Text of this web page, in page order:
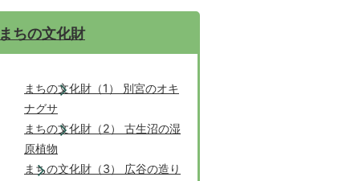
まちの文化財
まちの文化財（1） 別宮のオキ
ナグサ
まちの文化財（2） 古生沼の湿
原植物
まちの文化財（3） 広谷の造り